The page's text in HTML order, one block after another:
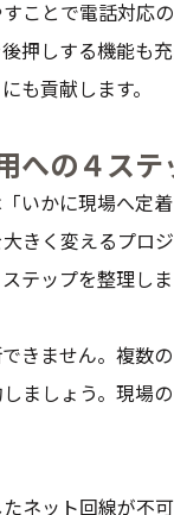
ことで電話対応
押しする機能も
も貢献します。
への４ステ
いかに現場へ定
きく変えるプロ
テップを整理し
きません。複数
ましょう。現場
ネット回線が不